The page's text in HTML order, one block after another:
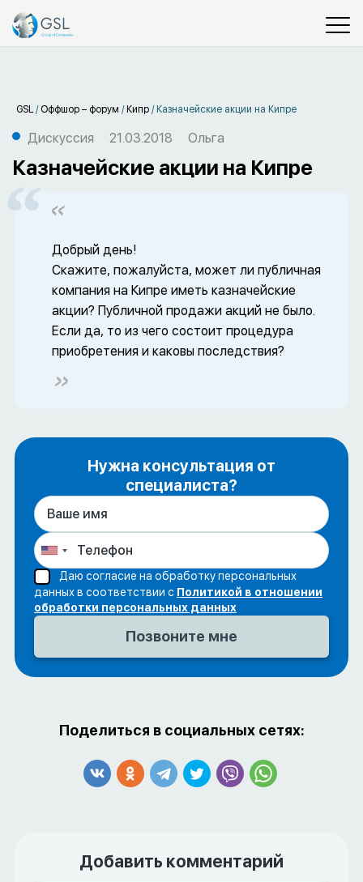
GSL / Оффшор – форум / Кипр / Казначейские акции на Кипре
Дискуссия 21.03.2018 Ольга
Казначейские акции на Кипре
Добрый день!
Скажите, пожалуйста, может ли публичная
компания на Кипре иметь казначейские
акции? Публичной продажи акций не было.
Если да, то из чего состоит процедура
приобретения и каковы последствия?
Нужна консультация от
специалиста?
Даю согласие на обработку персональных
данных в соответствии с Политикой в отношении
обработки персональных данных
Поделиться в социальных сетях:
Добавить комментарий